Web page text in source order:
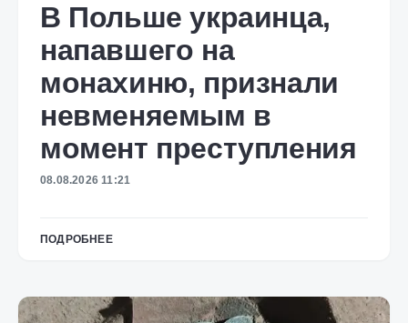
В Польше украинца,
напавшего на
монахиню, признали
невменяемым в
момент преступления
08.08.2026 11:21
ПОДРОБНЕЕ